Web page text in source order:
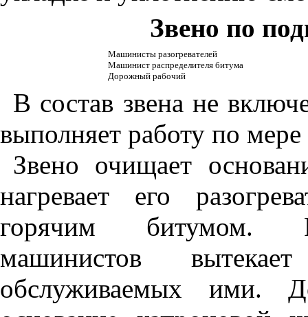
Звено по
Машинисты разогревателей
Машинист распределителя битума
Дорожный рабочий
В состав звена не
выполняет работу по
Звено очищает
нагревает его
горячим битумом.
машинистов
обслуживаемых ими.